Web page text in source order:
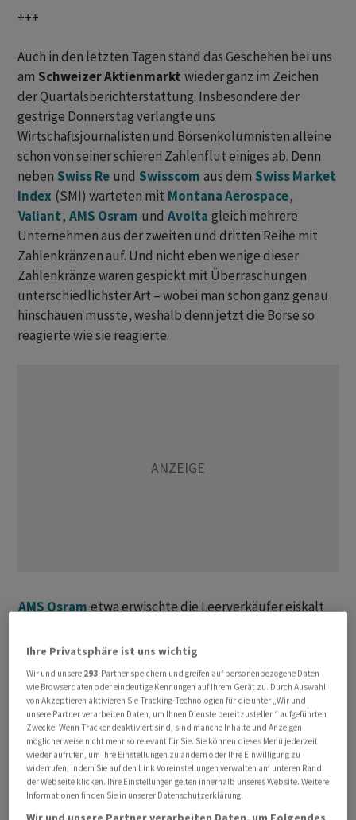
+++
Auch in den letzten Tagen stand das Geschehen bei uns
am Schweizer Aktienmarkt wieder ganz im Zeichen
der Quartalsberichterstattung. Insbesondere der
gestrige Donnerstag verlangte uns
Wirtschaftsjournalisten und Börsenkolumnisten alleine
schon von seiner schieren Zahlenflut einiges ab. Denn
neben Swiss Re und Swisscom aus dem Swiss Market
Index (SMI) warteten mit Montana Aerospace,
Valiant, AMS Osram und Avolta gleich mehrere
Unternehmen aus der zweiten und dritten Reihe mit
Zahlenkränzen auf. Und nicht eben wenige dieser
Zahlenkränze waren gespickt mit Überraschungen
unterschiedlichster Art – wobei man schon ganz genau
hinschauen musste, weshalb denn jetzt die Börse so
reagierte wie sie reagierte.
AMS Osrametwa erwischte die Leerverkäufer eiskalt
Unterpremstätten setzte im ersten Quartal 796
Millionen Euro um und erzielte dabei einen operativen
Gewinn (EBITDA) in Höhe von 131 Millionen Euro.
Analysten waren im Vorfeld der
Ergebnisveröffentlichung von einem operativen Gewinn
(EBITDA) in Höhe von 122 Millionen Euro bei einem
Quartalsumsatz von 781 Millionen Euro ausgegangen.
Dass die operative Gewinnmarge gegenüber dem
Ihre Privatsphäre ist uns wichtig
Wir und unsere 293-Partner speichern und greifen auf personenbezogene Daten
wie Browserdaten oder eindeutige Kennungen auf Ihrem Gerät zu. Durch Auswahl
von Akzeptieren aktivieren Sie Tracking-Technologien für die unter „Wir und
unsere Partner verarbeiten Daten, um Ihnen Dienste bereitzustellen“ aufgeführten
Zwecke. Wenn Tracker deaktiviert sind, sind manche Inhalte und Anzeigen
möglicherweise nicht mehr so relevant für Sie. Sie können dieses Menü jederzeit
wieder aufrufen, um Ihre Einstellungen zu ändern oder Ihre Einwilligung zu
widerrufen, indem Sie auf den Link Voreinstellungen verwalten am unteren Rand
der Webseite klicken. Ihre Einstellungen gelten innerhalb unseres Website. Weitere
Informationen finden Sie in unserer Datenschutzerklärung.